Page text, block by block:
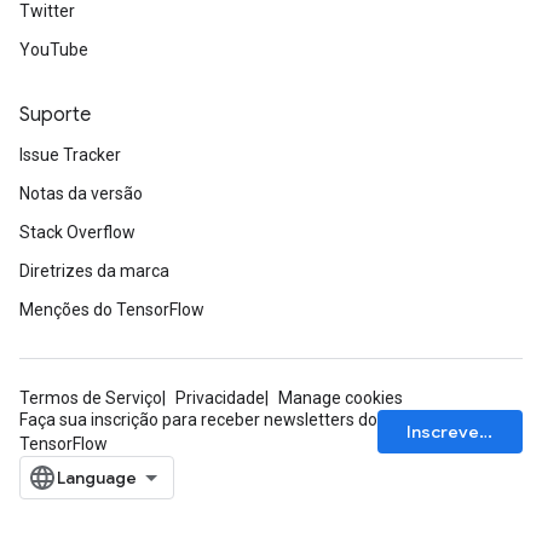
Twitter
YouTube
Suporte
Issue Tracker
Notas da versão
Stack Overflow
Diretrizes da marca
Menções do TensorFlow
Termos de Serviço Privacidade
Manage cookies
Faça sua inscrição para receber newsletters do
TensorFlow
Inscrever-se